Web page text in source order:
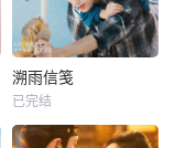
溯雨信笺
已完结